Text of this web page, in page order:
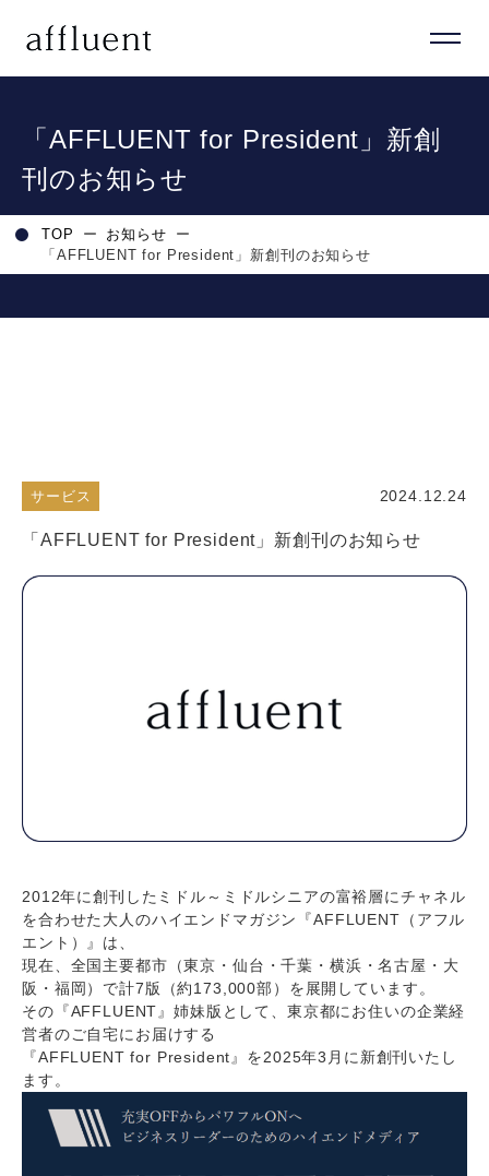
「AFFLUENT for President」新創
刊のお知らせ
TOP ー お知らせ
ー
「AFFLUENT for President」新創刊のお知らせ
サービス 2024.12.24
「AFFLUENT for President」新創刊のお知らせ
2012年に創刊したミドル～ミドルシニアの富裕層にチャネル
を合わせた大人のハイエンドマガジン『AFFLUENT（アフル
エント）』は、
現在、全国主要都市（東京・仙台・千葉・横浜・名古屋・大
阪・福岡）で計7版（約173,000部）を展開しています。
その『AFFLUENT』姉妹版として、東京都にお住いの企業経
営者のご自宅にお届けする
『AFFLUENT for President』を2025年3月に新創刊いたし
ます。